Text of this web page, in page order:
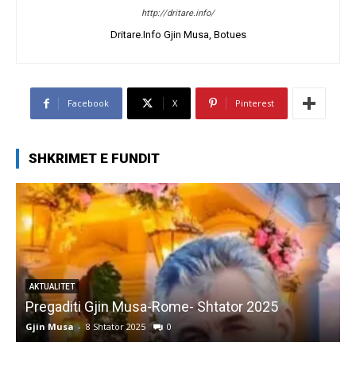
http://dritare.info/
Dritare.Info Gjin Musa, Botues
Facebook X Pinterest
SHKRIMET E FUNDIT
AKTUALITET
Pregaditi Gjin Musa-Rome- Shtator 2025
Gjin Musa - 8 Shtator 2025 0